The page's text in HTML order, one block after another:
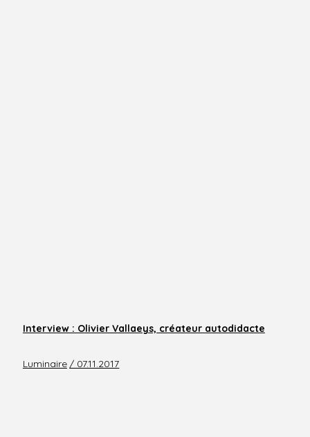
Interview : Olivier Vallaeys, créateur autodidacte
Luminaire / 07.11.2017